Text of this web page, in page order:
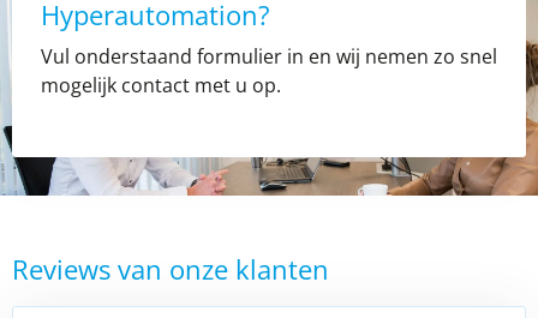
Hyperautomation?
Vul onderstaand formulier in en wij nemen zo snel
mogelijk contact met u op.
Reviews van onze klanten